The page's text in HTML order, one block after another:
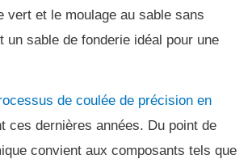
vert et le moulage au sable sans
un sable de fonderie idéal pour une
de coulée de précision en
ces dernières années. Du point de
convient aux composants tels que